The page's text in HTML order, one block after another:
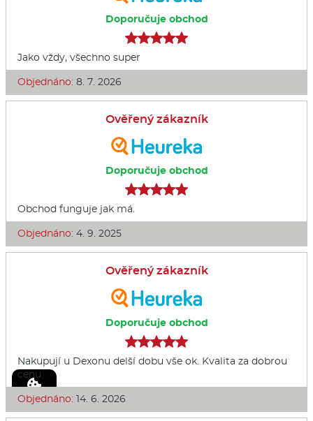
Doporučuje obchod
Jako vždy, všechno super
Objednáno: 8. 7. 2026
Ověřený zákazník
Doporučuje obchod
Obchod funguje jak má.
Objednáno: 4. 9. 2025
Ověřený zákazník
Doporučuje obchod
Nakupují u Dexonu delší dobu vše ok. Kvalita za dobrou
cenu.
Objednáno: 14. 6. 2026